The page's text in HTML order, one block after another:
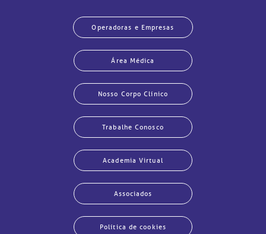
Operadoras e Empresas
Área Médica
Nosso Corpo Clínico
Trabalhe Conosco
Academia Virtual
Associados
Política de cookies